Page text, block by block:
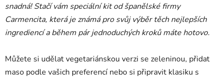
snadná! Stačí vám speciální kit od španělské firmy
Carmencita, která je známá pro svůj výběr těch nejlepších
ingrediencí a během pár jednoduchých kroků máte hotovo.
Můžete si udělat vegetariánskou verzi se zeleninou, přidat
maso podle vašich preferencí nebo si připravit klasiku s